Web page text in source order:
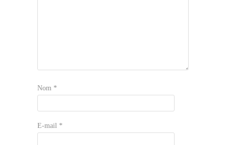
Nom *
E-mail *